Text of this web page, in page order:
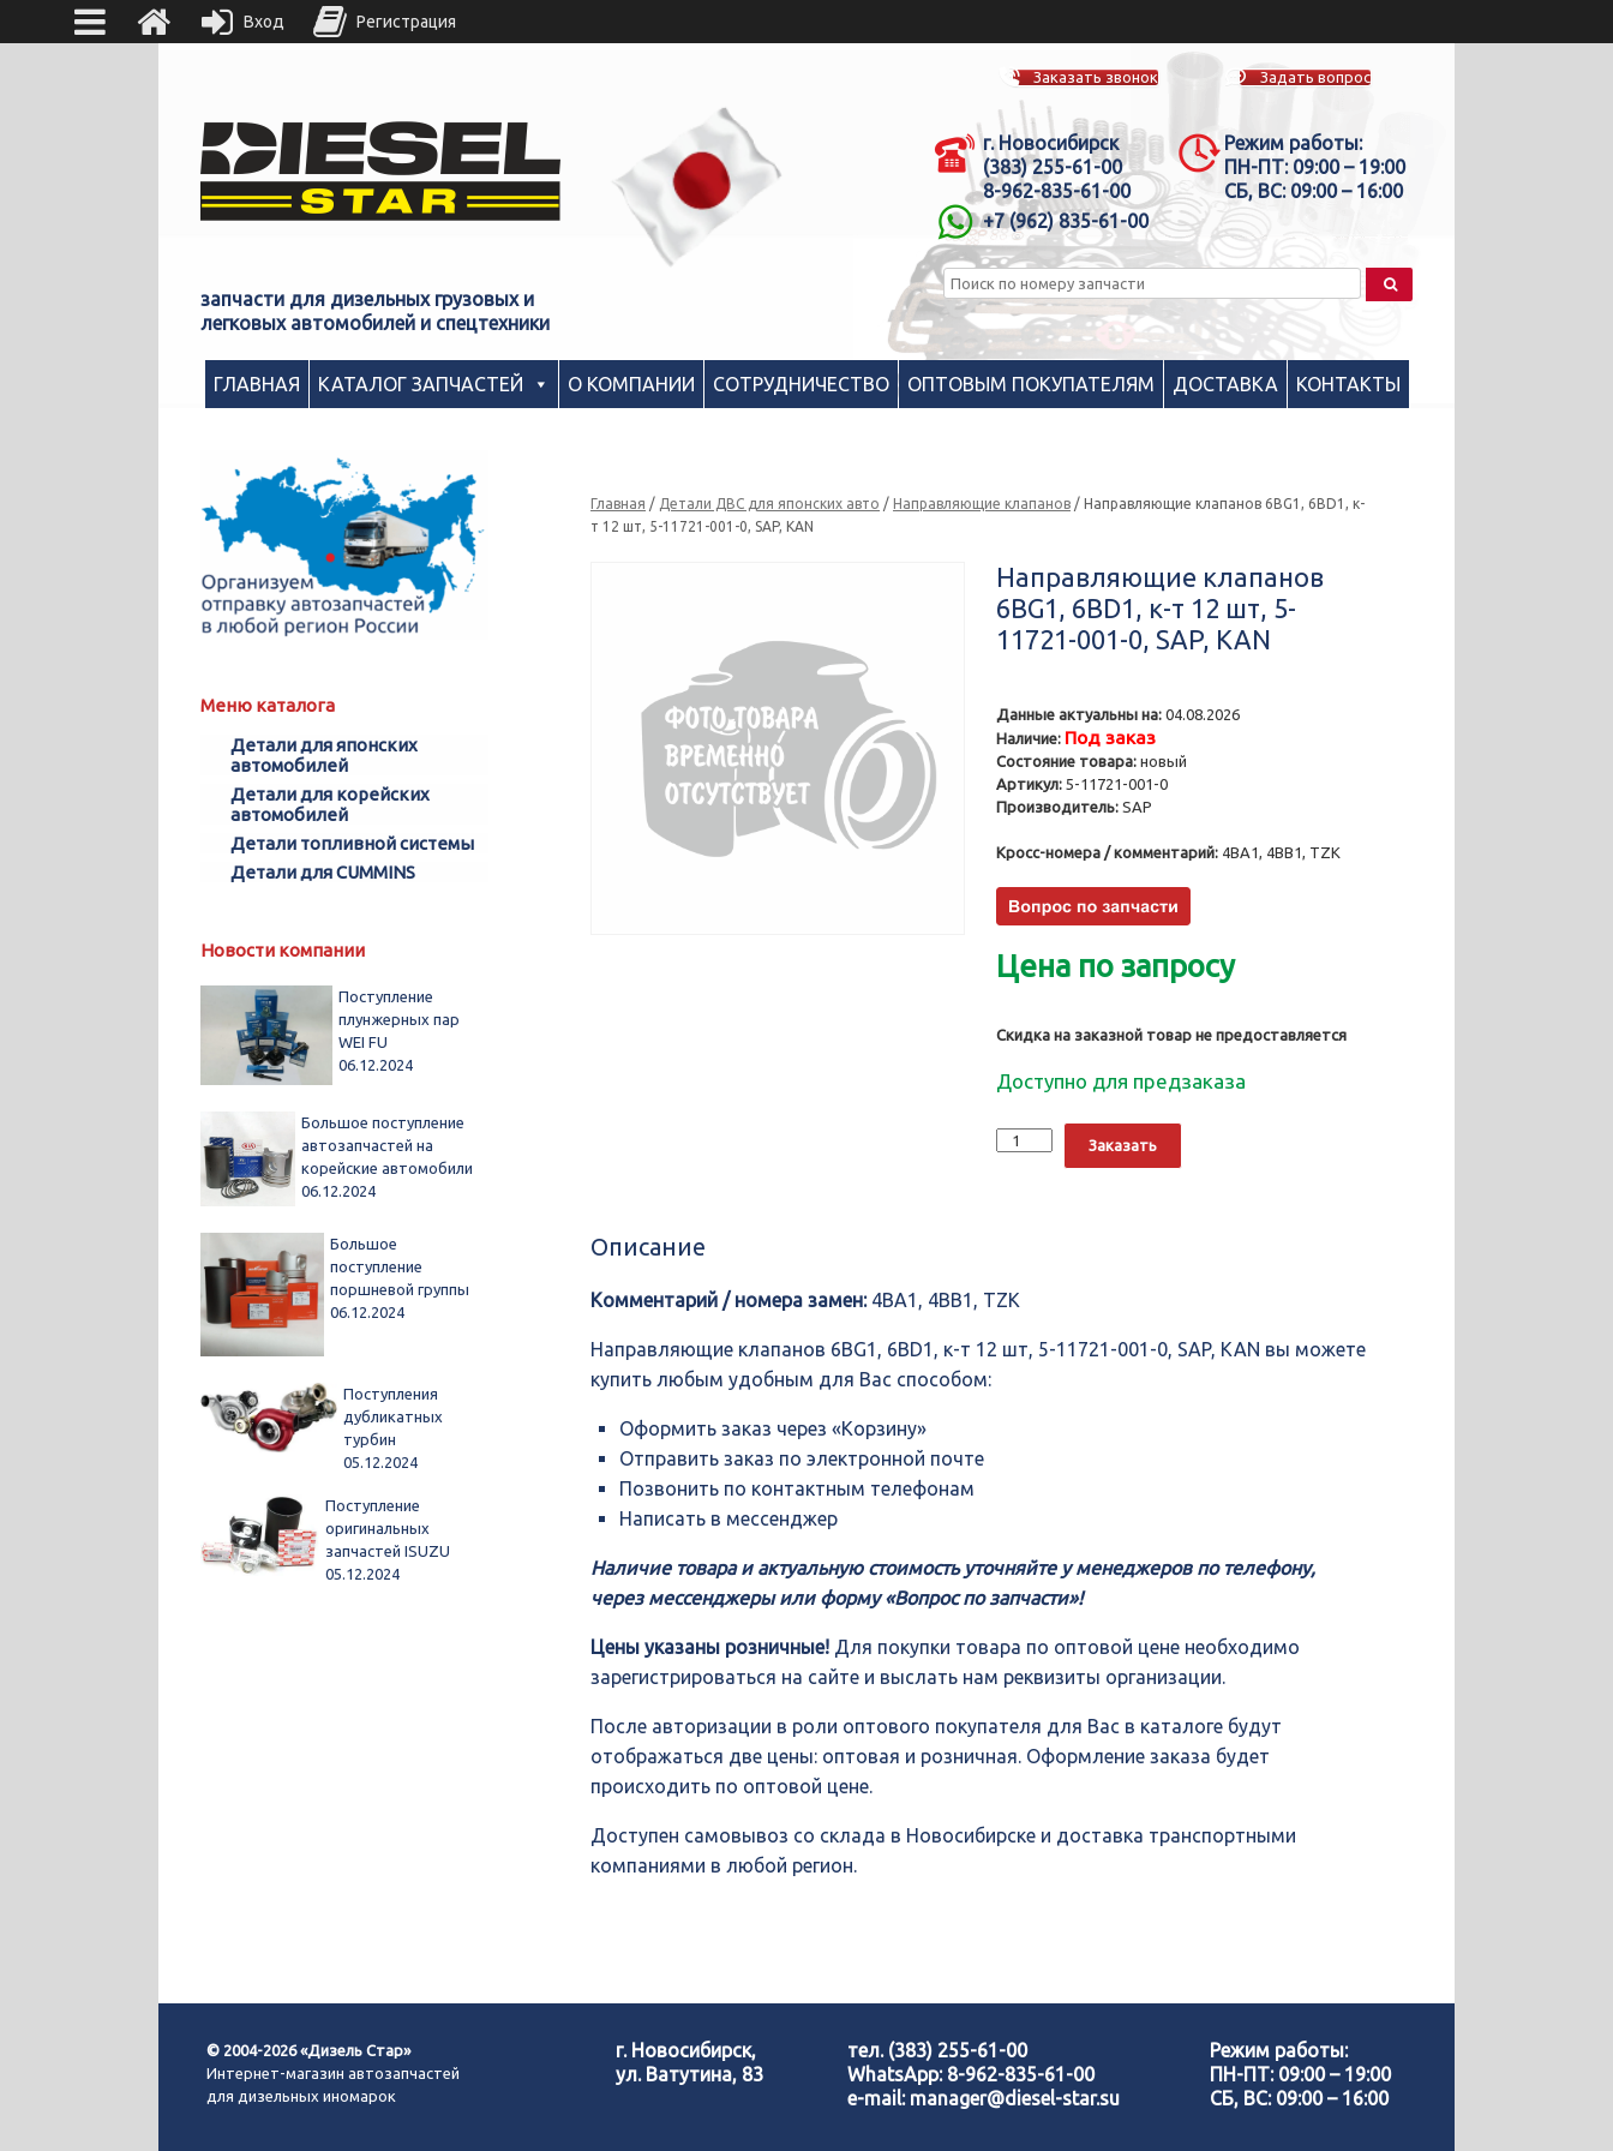
запчасти для дизельных грузовых и
легковых автомобилей и спецтехники
Заказать звонок Задать вопрос
г. Новосибирск
(383) 255-61-00
8-962-835-61-00
+7 (962) 835-61-00
Режим работы:
ПН-ПТ: 09:00 – 19:00
СБ, ВС: 09:00 – 16:00
ГЛАВНАЯ КАТАЛОГ ЗАПЧАСТЕЙ О КОМПАНИИ СОТРУДНИЧЕСТВО ОПТОВЫМ ПОКУПАТЕЛЯМ ДОСТАВКА КОНТАКТЫ
Главная / Детали ДВС для японских авто /Направляющие клапанов / Направляющие клапанов 6BG1, 6BD1, к-
т 12 шт, 5-11721-001-0, SAP, KAN
Направляющие клапанов
6BG1, 6BD1, к-т 12 шт, 5-
11721-001-0, SAP, KAN
Данные актуальны на: 04.08.2026
Наличие: Под заказ
Состояние товара: новый
Артикул: 5-11721-001-0
Производитель: SAP
Кросс-номера / комментарий: 4BA1, 4BB1, TZK
Цена по запросу
Скидка на заказной товар не предоставляется
Доступно для предзаказа
Количество
Направляющие
12
11721-
Заказать
Описание
Комментарий / номера замен:4BA1, 4BB1, TZK
Направляющие клапанов 6BG1, 6BD1, к-т 12 шт, 5-11721-001-0, SAP, KAN вы можете
купить любым удобным для Вас способом:
Оформить заказ через «Корзину»
Отправить заказ по электронной почте
Позвонить по контактным телефонам
Написать в мессенджер
Наличие товара и актуальную стоимость уточняйте у менеджеров по телефону,
через мессенджеры или форму «Вопрос по запчасти»!
Цены указаны розничные! Для покупки товара по оптовой цене необходимо
зарегистрироваться на сайте и выслать нам реквизиты организации.
После авторизации в роли оптового покупателя для Вас в каталоге будут
отображаться две цены: оптовая и розничная. Оформление заказа будет
происходить по оптовой цене.
Доступен самовывоз со склада в Новосибирске и доставка транспортными
компаниями в любой регион.
Меню каталога
Детали для японских
автомобилей
Детали для корейских
автомобилей
Детали топливной системы
Детали для CUMMINS
Новости компании
Поступление
плунжерных пар
WEI FU
06.12.2024
Большое поступление
автозапчастей на
корейские автомобили
06.12.2024
Большое
поступление
поршневой группы
06.12.2024
Поступления
дубликатных
турбин
05.12.2024
Поступление
оригинальных
запчастей ISUZU
05.12.2024
© 2004-2026 «Дизель Стар»
Интернет-магазин автозапчастей
для дизельных иномарок
г. Новосибирск,
ул. Ватутина, 83
тел. (383) 255-61-00
WhatsApp: 8-962-835-61-00
e-mail: manager@diesel-star.su
Режим работы:
ПН-ПТ: 09:00 – 19:00
СБ, ВС: 09:00 – 16:00
Вход Регистрация